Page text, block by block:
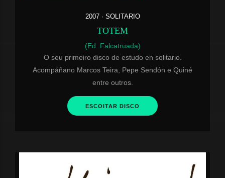
2007 · SOLITARIO
TOTEM
(Ed. Falcatruada)
O seu primeiro disco de estudo en solitario.
Acompáñano Marcos Teira, Pepe Sendón e Quiné
entre outros.
ESCOITAR DISCO